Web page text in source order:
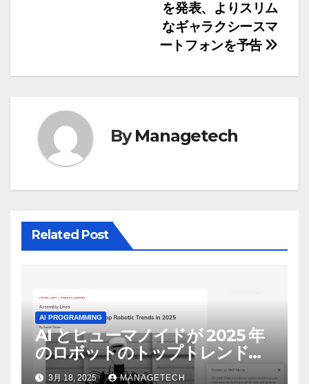
ゲ
シ
ョ
ン
を発表、よりスリム
なギャラクシースマ
ートフォンを予告
ByManagetech
Related Post
AI PROGRAMMING
AI とヒューマノイドが 2025 年
のロボットのトップトレンドに |
ASSEMBLY
3月 18, 2025 MANAGETECH